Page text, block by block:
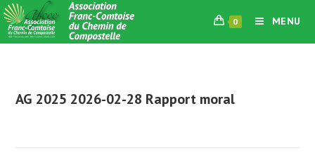
Skip
to
content
0 MENU
AG 2025 2026-02-28 Rapport moral